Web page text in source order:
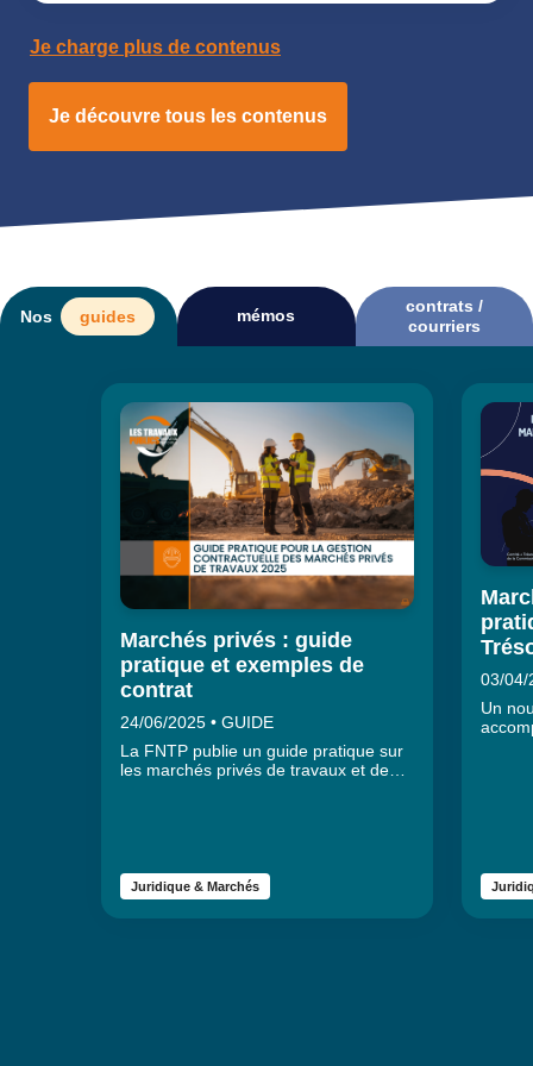
Je charge plus de contenus
Je découvre tous les contenus
Nos guides mémos
contrats /
courriers
Marchés privés : guide
pratique et exemples de
contrat
24/06/2025 • GUIDE
La FNTP publie un guide pratique sur
les marchés privés de travaux et deux
Juridique & Marchés
03/04/
Un